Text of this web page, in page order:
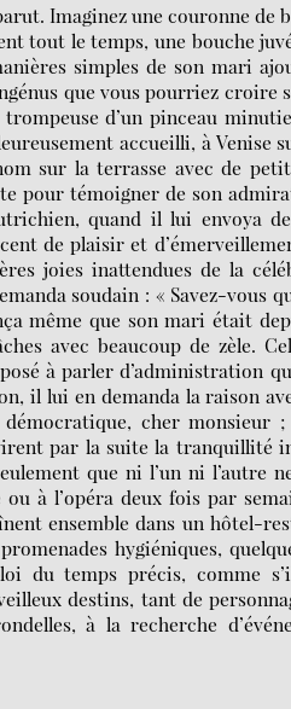
Imaginez une couronne de
tout le temps, une bouche
simples de son mari
que vous pourriez croire
d’un pinceau
accueilli, à Venise
sur la terrasse avec de
pour témoigner de son
quand il lui envoya
de plaisir et
joies inattendues de la
soudain : « Savez-vous
même que son mari était
avec beaucoup de zèle.
à parler d’administration
il lui en demanda la raison
cher monsieur ;
par la suite la tranquillité
que ni l’un ni l’autre
à l’opéra deux fois par
ensemble dans un hôtel-
hygiéniques,
du temps précis, comme
destins, tant de
à la recherche